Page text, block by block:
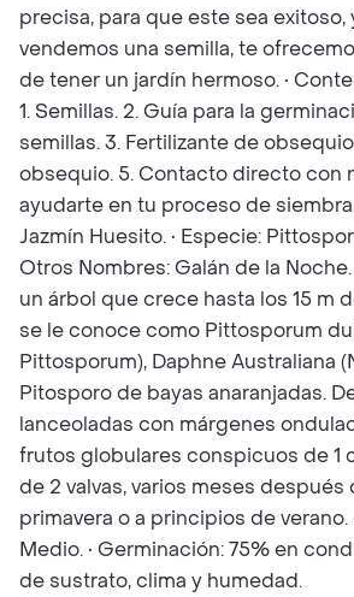
precisa, para que este sea
vendemos una semilla, te
de tener un jardín hermoso. •
1. Semillas. 2. Guía para la
semillas. 3. Fertilizante de
obsequio. 5. Contacto directo con
ayudarte en tu proceso de siembra.
Jazmín Huesito. • Especie:
Otros Nombres: Galán de la
un árbol que crece hasta los 15 m
se le conoce como Pittosporum
Pittosporum), Daphne Australiana
Pitosporo de bayas anaranjadas.
lanceoladas con márgenes
frutos globulares conspicuos de 1
de 2 valvas, varios meses después
primavera o a principios de verano.
Medio. • Germinación: 75% en
de sustrato, clima y humedad.